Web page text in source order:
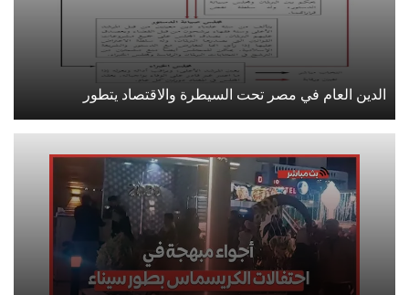
الدين العام في مصر تحت السيطرة والاقتصاد يتطور